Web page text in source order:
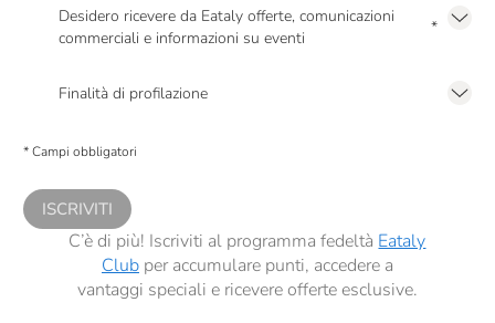
Desidero ricevere da Eataly offerte, comunicazioni
commerciali e informazioni su eventi
*
Finalità di profilazione
comunicazioni commerciali personalizzate, in caso di consenso prestato ai
* Campi obbligatori
ISCRIVITI
C’è di più! Iscriviti al programma fedeltà Eataly
Clubper accumulare punti, accedere a
vantaggi speciali e ricevere offerte esclusive.